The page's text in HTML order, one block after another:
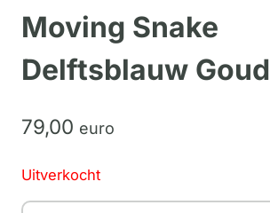
Moving Snake
Delftsblauw Goud
79,00 euro
Uitverkocht